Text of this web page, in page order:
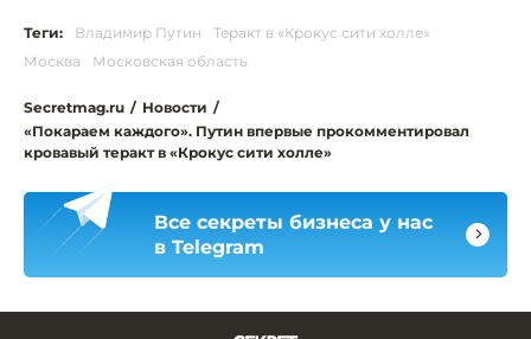
Теги: Владимир Путин
Теракт в «Крокус сити холле»
Москва
Московская область
Secretmag.ru / Новости /
«Покараем каждого». Путин впервые прокомментировал
кровавый теракт в «Крокус сити холле»
Все секреты бизнеса у нас
в Telegram